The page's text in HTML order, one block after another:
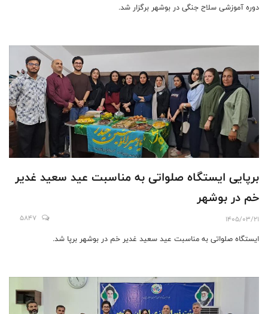
دوره آموزشی سلاح جنگی در بوشهر برگزار شد.
برپایی ایستگاه صلواتی به مناسبت عید سعید غدیر
خم در بوشهر
1405/03/21
5847
ایستگاه صلواتی به مناسبت عید سعید غدیر خم در بوشهر برپا شد.